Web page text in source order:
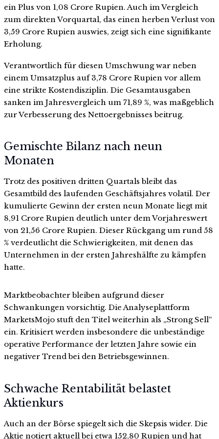
ein Plus von 1,08 Crore Rupien. Auch im Vergleich
zum direkten Vorquartal, das einen herben Verlust von
3,59 Crore Rupien auswies, zeigt sich eine signifikante
Erholung.
Verantwortlich für diesen Umschwung war neben
einem Umsatzplus auf 3,78 Crore Rupien vor allem
eine strikte Kostendisziplin. Die Gesamtausgaben
sanken im Jahresvergleich um 71,89 %, was maßgeblich
zur Verbesserung des Nettoergebnisses beitrug.
Gemischte Bilanz nach neun
Monaten
Trotz des positiven dritten Quartals bleibt das
Gesamtbild des laufenden Geschäftsjahres volatil. Der
kumulierte Gewinn der ersten neun Monate liegt mit
8,91 Crore Rupien deutlich unter dem Vorjahreswert
von 21,56 Crore Rupien. Dieser Rückgang um rund 58
% verdeutlicht die Schwierigkeiten, mit denen das
Unternehmen in der ersten Jahreshälfte zu kämpfen
hatte.
Marktbeobachter bleiben aufgrund dieser
Schwankungen vorsichtig. Die Analyseplattform
MarketsMojo stuft den Titel weiterhin als „Strong Sell“
ein. Kritisiert werden insbesondere die unbeständige
operative Performance der letzten Jahre sowie ein
negativer Trend bei den Betriebsgewinnen.
Schwache Rentabilität belastet
Aktienkurs
Auch an der Börse spiegelt sich die Skepsis wider. Die
Aktie notiert aktuell bei etwa 152,80 Rupien und hat